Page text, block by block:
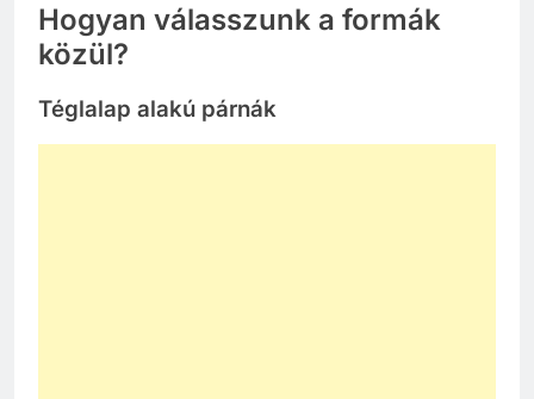
Hogyan válasszunk a formák
közül?
Téglalap alakú párnák